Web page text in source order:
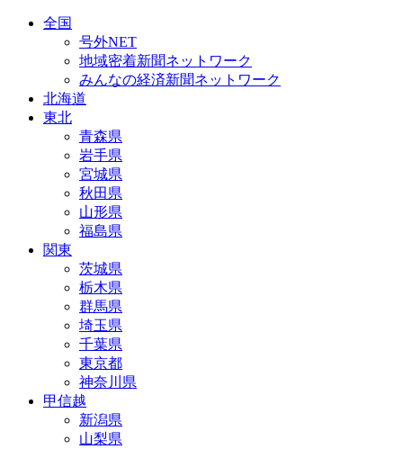
全国
号外NET
地域密着新聞ネットワーク
みんなの経済新聞ネットワーク
北海道
東北
青森県
岩手県
宮城県
秋田県
山形県
福島県
関東
茨城県
栃木県
群馬県
埼玉県
千葉県
東京都
神奈川県
甲信越
新潟県
山梨県